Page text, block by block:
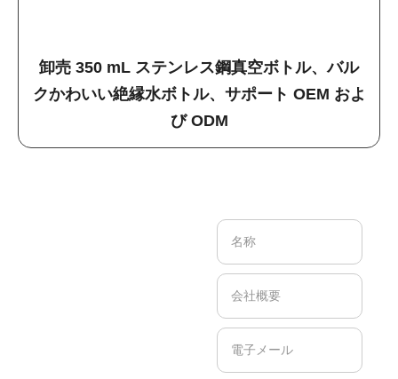
卸売 350 mL ステンレス鋼真空ボトル、バル
クかわいい絶縁水ボトル、サポート OEM およ
び ODM